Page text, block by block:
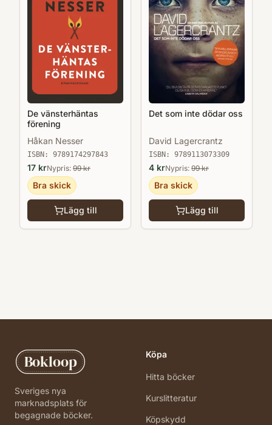
De vänsterhäntas
förening
Håkan Nesser
ISBN: 9789174297843
17 krNypris: 99kr
Bra skick
Lägg till
Det som inte dödar oss
David Lagercrantz
ISBN: 9789113073309
4 krNypris: 99kr
Bra skick
Lägg till
Bokloop
Sveriges nya
marknadsplats för
begagnade böcker.
Köpa
Hitta böcker
Kurslitteratur
Köpskydd